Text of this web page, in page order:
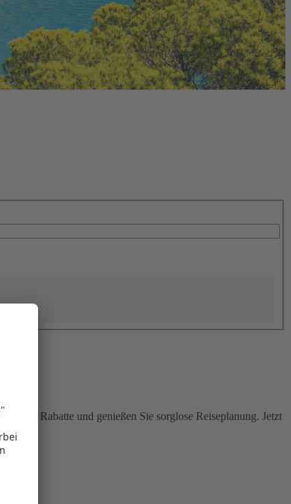
Rabatte und genießen Sie sorglose Reiseplanung. Jetzt